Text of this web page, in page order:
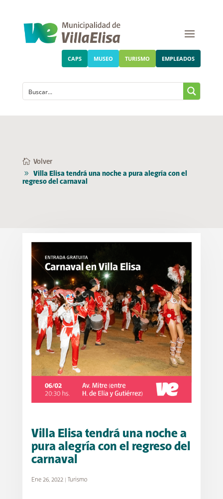
CAPS MUSEO TURISMO EMPLEADOS
Volver
Villa Elisa tendrá una noche a pura alegría con el
regreso del carnaval
Villa Elisa tendrá una noche a
pura alegría con el regreso del
carnaval
Ene 26, 2022| Turismo